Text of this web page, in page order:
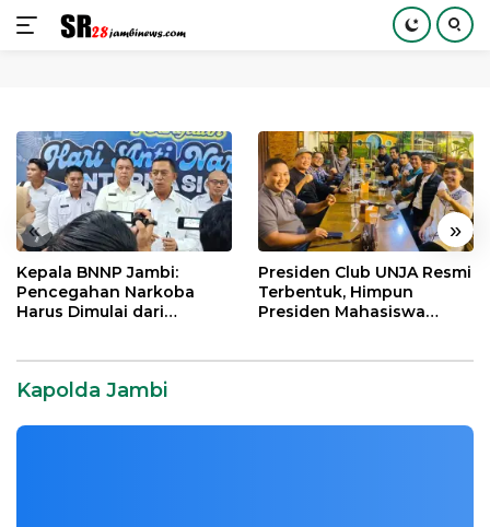
konten
« »
Kepala BNNP Jambi:
Pencegahan Narkoba
Harus Dimulai dari
Presiden Club UNJA Resmi
Terbentuk, Himpun
Presiden Mahasiswa
Kapolda Jambi